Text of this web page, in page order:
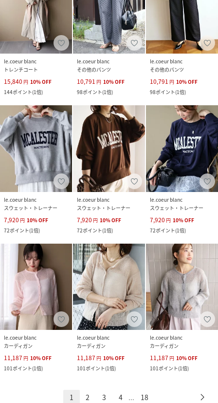
le.coeur blanc
トレンチコート
15,840 円 10%OFF
144ポイント(1倍)
le.coeur blanc
その他のパンツ
10,791 円 10%OFF
98ポイント(1倍)
le.coeur blanc
その他のパンツ
10,791 円 10%OFF
98ポイント(1倍)
le.coeur blanc
スウェット・トレーナー
7,920 円 10%OFF
72ポイント(1倍)
le.coeur blanc
スウェット・トレーナー
7,920 円 10%OFF
72ポイント(1倍)
le.coeur blanc
スウェット・トレーナー
7,920 円 10%OFF
72ポイント(1倍)
le.coeur blanc
カーディガン
11,187 円 10%OFF
101ポイント(1倍)
le.coeur blanc
カーディガン
11,187 円 10%OFF
101ポイント(1倍)
le.coeur blanc
カーディガン
11,187 円 10%OFF
101ポイント(1倍)
1 2 3 4 ... 18